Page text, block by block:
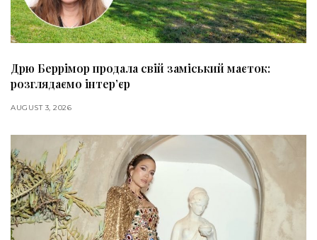
Дрю Беррімор продала свій заміський маєток:
розглядаємо інтер’єр
AUGUST 3, 2026